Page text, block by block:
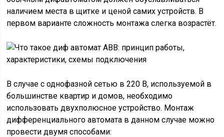
наличием места в щитке и ценой самих устройств. В
первом варианте сложность монтажа слегка возрастёт.
В случае с однофазной сетью в 220 В, используемой в
большинстве квартир и домов, необходимо
использовать двухполюсное устройство. Монтаж
дифференциального автомата в данном случае можно
провести двумя способами: